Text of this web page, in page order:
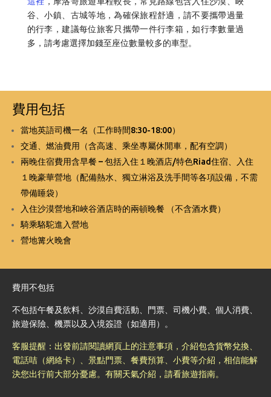
谷、小鎮、古城等地，為確保旅程舒適，請不要攜帶過量
的行李，建議每位旅客只攜帶一件行李箱，如行李數量過
多，請考慮選擇加錢至座位數量較多的車型。
費用包括
當地英語司機一名
（工作時間8:30-18:00）
交通、燃油費用（含高速、乘坐專屬休閒車，配有空調）
兩晚住宿費用含早餐 – 包括入住１晚酒店/特色Riad住宿、入住
１晚豪華營地（配備熱水、獨立淋浴及洗手間等各項設備，不需
帶備睡袋）
入住沙漠營地和峽谷酒店時的兩頓晚餐 （不含酒水費）
騎乘駱駝進入營地
營地篝火晚會
費用不包括
不包括午餐及飲料、沙漠自費活動、門票、司機小費、個人消費、
旅遊保險、機票以及入境簽證（如適用）。
客服提醒：出發前請閱讀網頁上的注意事項，介紹包含貨幣兌換、
電話咭（網絡卡）、景點門票、餐費預算、小費等介紹，相信能解
決您出行前大部分憂慮。有關天氣介紹，請看旅遊指南。